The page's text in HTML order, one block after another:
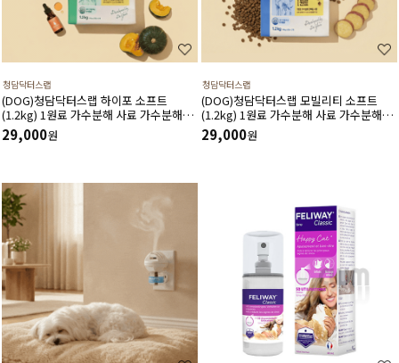
청담닥터스랩
(DOG)청담닥터스랩 하이포 소프트
(1.2kg) 1원료 가수분해 사료 가수분해연
어 피부와 피모건강에 도움 장건강 긴장완
화 부드러운식감
29,000원
청담닥터스랩
(DOG)청담닥터스랩 모빌리티 소프트
(1.2kg) 1원료 가수분해 사료 가수분해오
리 관절건강 장건강 긴장완화 부드러운식
감
29,000원